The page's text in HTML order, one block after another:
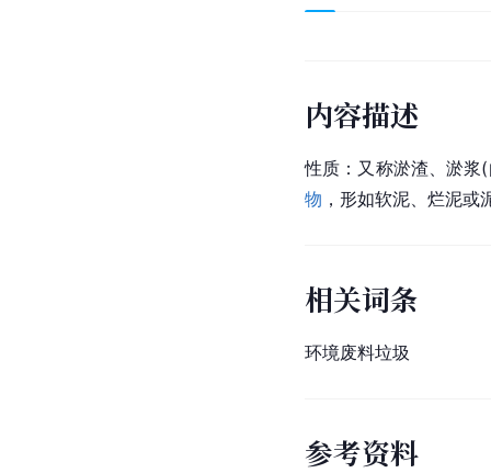
内容描述
性质：又称淤渣 、淤
物 ，形如软泥、烂泥或
相关词条
环境废料垃圾
参考资料